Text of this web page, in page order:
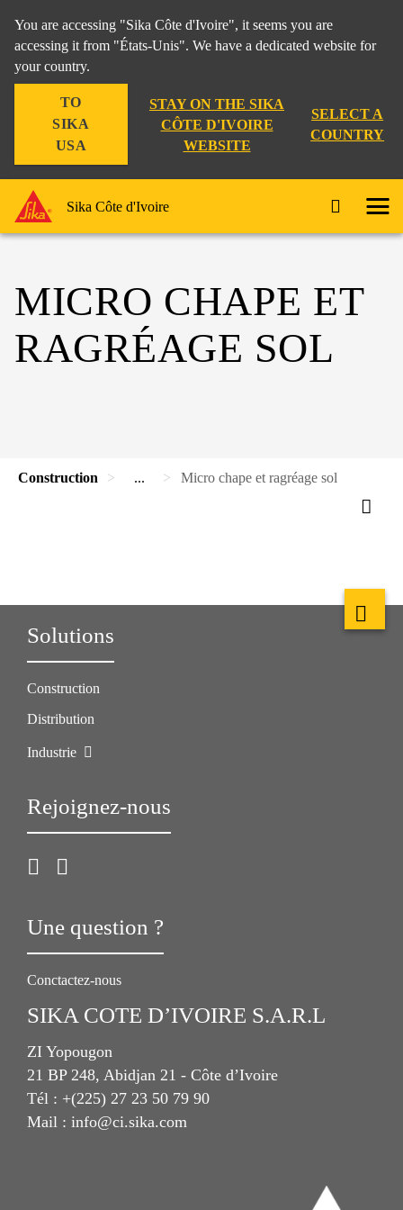
You are accessing "Sika Côte d'Ivoire", it seems you are
accessing it from "États-Unis". We have a dedicated website for
your country.
TO
SIKA
USA
STAY ON THE SIKA
CÔTE D'IVOIRE
WEBSITE
SELECT A
COUNTRY
Sika Côte d'Ivoire
MICRO CHAPE ET
RAGRÉAGE SOL
Construction ... Micro chape et ragréage sol
Solutions
Construction
Distribution
Industrie
Rejoignez-nous
Une question ?
Conctactez-nous
SIKA COTE D’IVOIRE S.A.R.L
ZI Yopougon
21 BP 248, Abidjan 21 - Côte d’Ivoire
Tél : +(225) 27 23 50 79 90
Mail : info@ci.sika.com